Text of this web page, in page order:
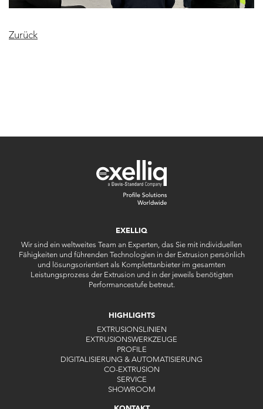
Zurück
EXELLIQ
Wir sind ein weltweites Team an Experten, das Sie mit individuellen
Fähigkeiten und führenden Technologien in der Extrusion persönlich
und lösungsorientiert als Komplettanbieter im gesamten
Leistungsprozess der Extrusion und in der jeweils benötigten
Performancestufe betreut.
HIGHLIGHTS
EXTRUSIONSLINIEN
EXTRUSIONSWERKZEUGE
PROFILE
DIGITALISIERUNG & AUTOMATISIERUNG
CO-EXTRUSION
SERVICE
SHOWROOM